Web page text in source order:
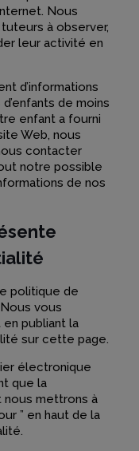
Nous
à observer,
leur activité en
d’informations
de moins
enfant a fourni
Web, nous
contacter
notre possible
de nos
politique de
vous
publiant la
sur cette page.
électronique
que la
nous mettrons à
” en haut de la